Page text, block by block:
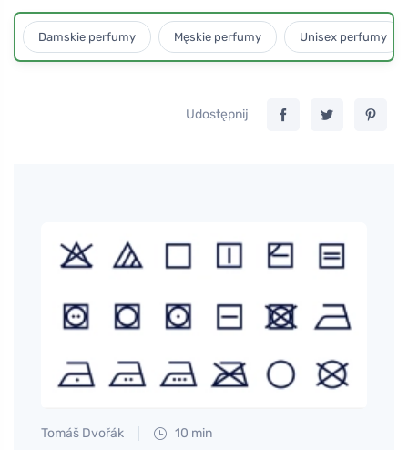
Damskie perfumy Męskie perfumy Unisex perfumy
Udostępnij
Tomáš Dvořák 10 min